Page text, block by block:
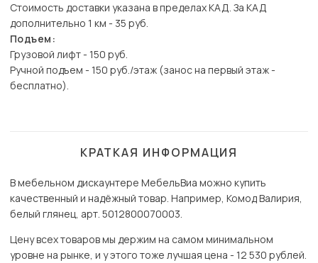
Стоимость доставки указана в пределах КАД. За КАД
дополнительно 1 км - 35 руб.
Подъем:
Грузовой лифт - 150 руб.
Ручной подъем - 150 руб./этаж (занос на первый этаж -
бесплатно).
КРАТКАЯ ИНФОРМАЦИЯ
В мебельном дискаунтере МебельВиа можно купить
качественный и надёжный товар. Например, Комод Валирия,
белый глянец, арт. 5012800070003.
Цену всех товаров мы держим на самом минимальном
уровне на рынке, и у этого тоже лучшая цена - 12 530 рублей.